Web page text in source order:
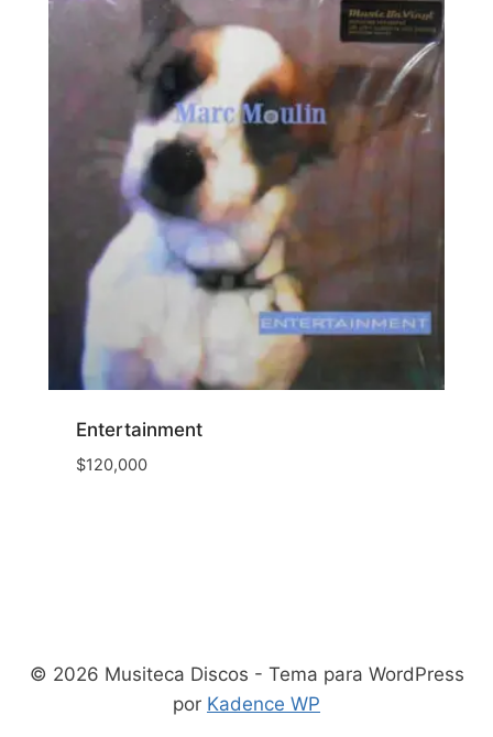
Entertainment
$120,000
© 2026 Musiteca Discos - Tema para WordPress
por Kadence WP